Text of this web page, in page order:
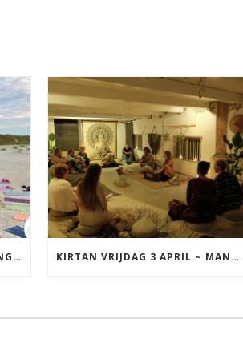
YOGA VAKANTIE TERSCHELLING 17 T/M 19 JULI KIRTAN VRIJDAG 3 APRIL ~ MANTRAZINGEN MET DIEDERICK IN LEEUWARDEN